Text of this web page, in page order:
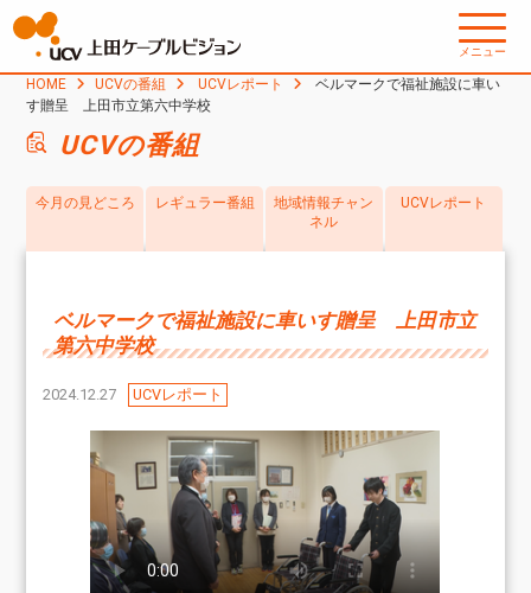
メニュー
HOME UCVの番組 UCVレポート
ベルマークで福祉施設に車い
す贈呈 上田市立第六中学校
UCVの番組
今月の見どころ レギュラー番組
地域情報チャン
ネル
UCVレポート
ベルマークで福祉施設に車いす贈呈 上田市立
第六中学校
2024.12.27 UCVレポート